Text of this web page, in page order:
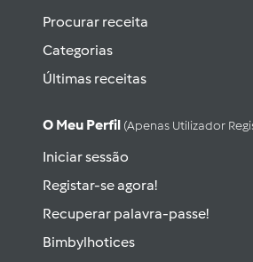
Procurar receita
Categorias
Últimas receitas
O Meu Perfil (apenas Utilizador
Iniciar sessão
Registar-se agora!
Recuperar palavra-passe!
Bimbylhotices